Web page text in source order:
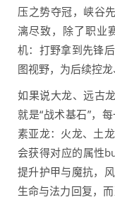
压之势夺冠，峡谷
漓尽致，除了职业
机：打野拿到先锋
图视野，为后续控龙
如果说大龙、远古
就是“战术基石”，
素亚龙：火龙、土
会获得对应的属性
提升护甲与魔抗，
生命与法力回复，